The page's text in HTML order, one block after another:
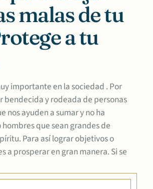
malas de tu
a tu
importante en la sociedad . Por
bendecida y rodeada de personas
nos ayuden a sumar y no ha
que sean grandes de
Para así lograr objetivos o
a prosperar en gran manera. Si se